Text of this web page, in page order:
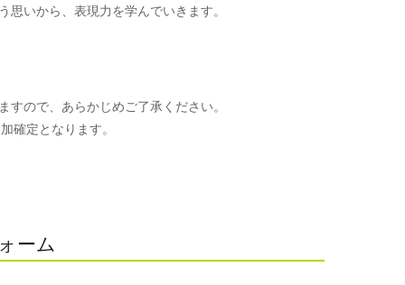
いから、表現力を学んでいきます。
ので、あらかじめご了承ください。
確定となります。
ーム